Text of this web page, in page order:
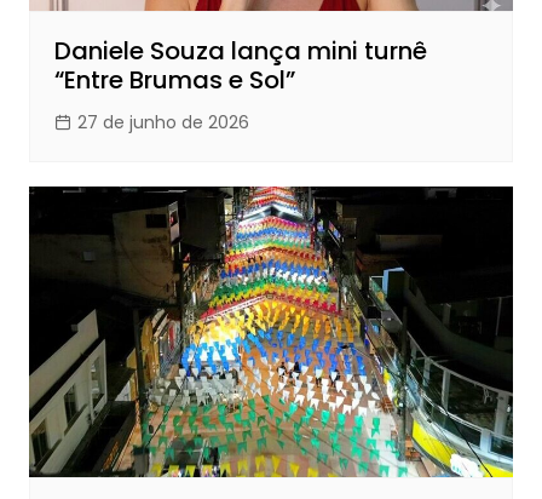
Daniele Souza lança mini turnê
“Entre Brumas e Sol”
27 de junho de 2026